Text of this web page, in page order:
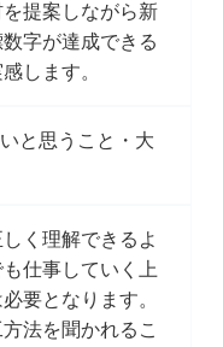
提案しながら新
字が達成できる
します。
と思うこと・大
く理解できるよ
仕事していく上
要となります。
法を聞かれるこ